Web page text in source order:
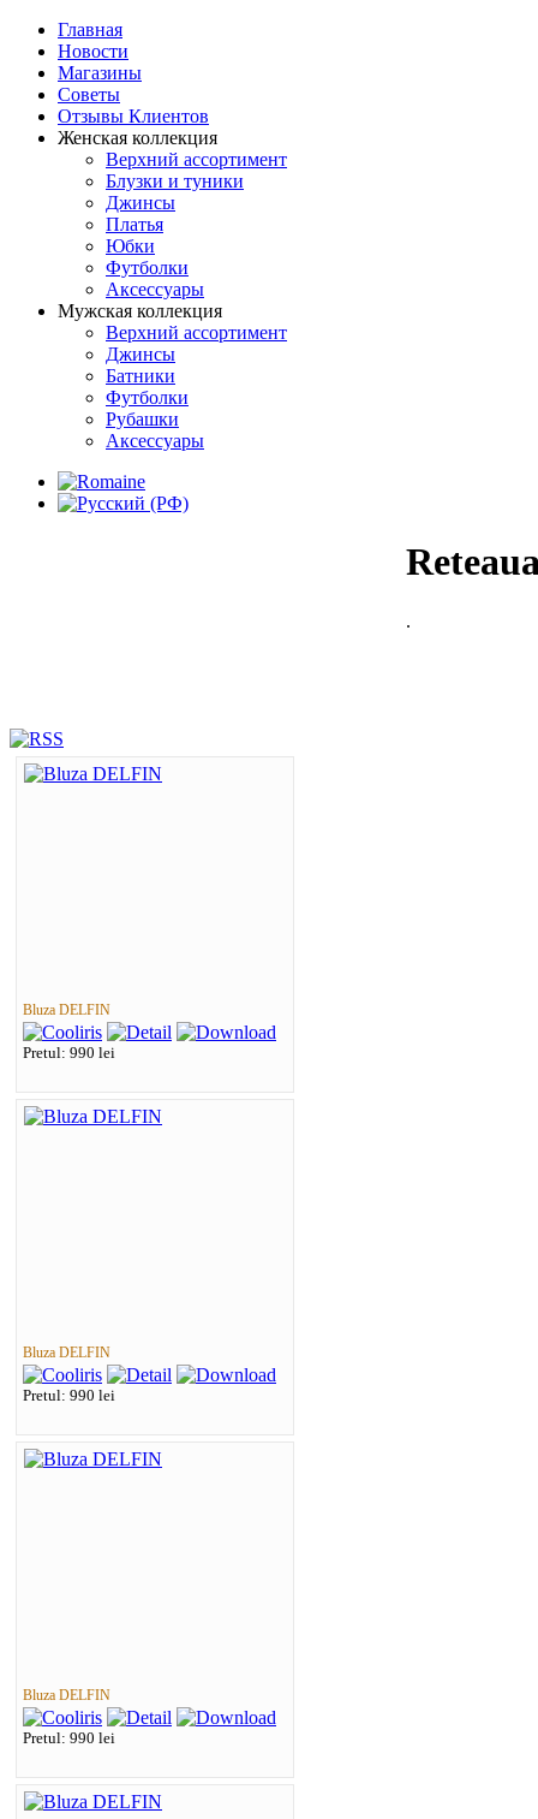
Главная
Новости
Магазины
Советы
Отзывы Клиентов
Женская коллекция
Верхний ассортимент
Блузки и туники
Джинсы
Платья
Юбки
Футболки
Аксессуары
Мужская коллекция
Верхний ассортимент
Джинсы
Батники
Футболки
Рубашки
Аксессуары
.
Bluza DELFIN
Pretul: 990 lei
Bluza DELFIN
Pretul: 990 lei
Bluza DELFIN
Pretul: 990 lei